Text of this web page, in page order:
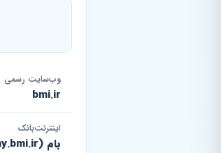
وب‌سایت رسمی
bmi.ir
اینترنت‌بانک
بام (my.bmi.ir)